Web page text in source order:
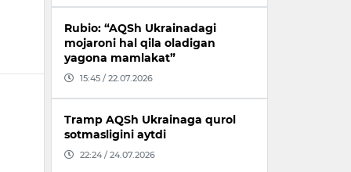
Rubio: “AQSh Ukrainadagi
mojaroni hal qila oladigan
yagona mamlakat”
15:45 / 22.07.2026
Tramp AQSh Ukrainaga qurol
sotmasligini aytdi
22:24 / 24.07.2026